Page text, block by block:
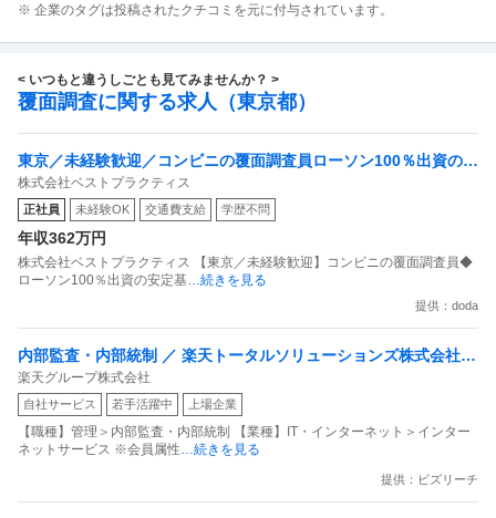
※ 企業のタグは投稿されたクチコミを元に付与されています。
< いつもと違うしごとも見てみませんか？ >
覆面調査に関する求人（東京都）
東京／未経験歓迎／コンビニの覆面調査員ローソン100％出資の安
定基盤／月５日在宅／残業月10時間
株式会社ベストプラクティス
正社員 未経験OK 交通費支給 学歴不問
年収362万円
株式会社ベストプラクティス 【東京／未経験歓迎】コンビニの覆面調査員◆
ローソン100％出資の安定基 …続きを見る
提供：doda
内部監査・内部統制 ／ 楽天トータルソリューションズ株式会社
戦略事業コンプライアンス支援部 業務統制支援課：ショップコン
プライアンス推進担当（SBCSD）
楽天グループ株式会社
自社サービス 若手活躍中 上場企業
【職種】管理＞内部監査・内部統制 【業種】IT・インターネット＞インター
ネットサービス ※会員属性 …続きを見る
提供：ビズリーチ